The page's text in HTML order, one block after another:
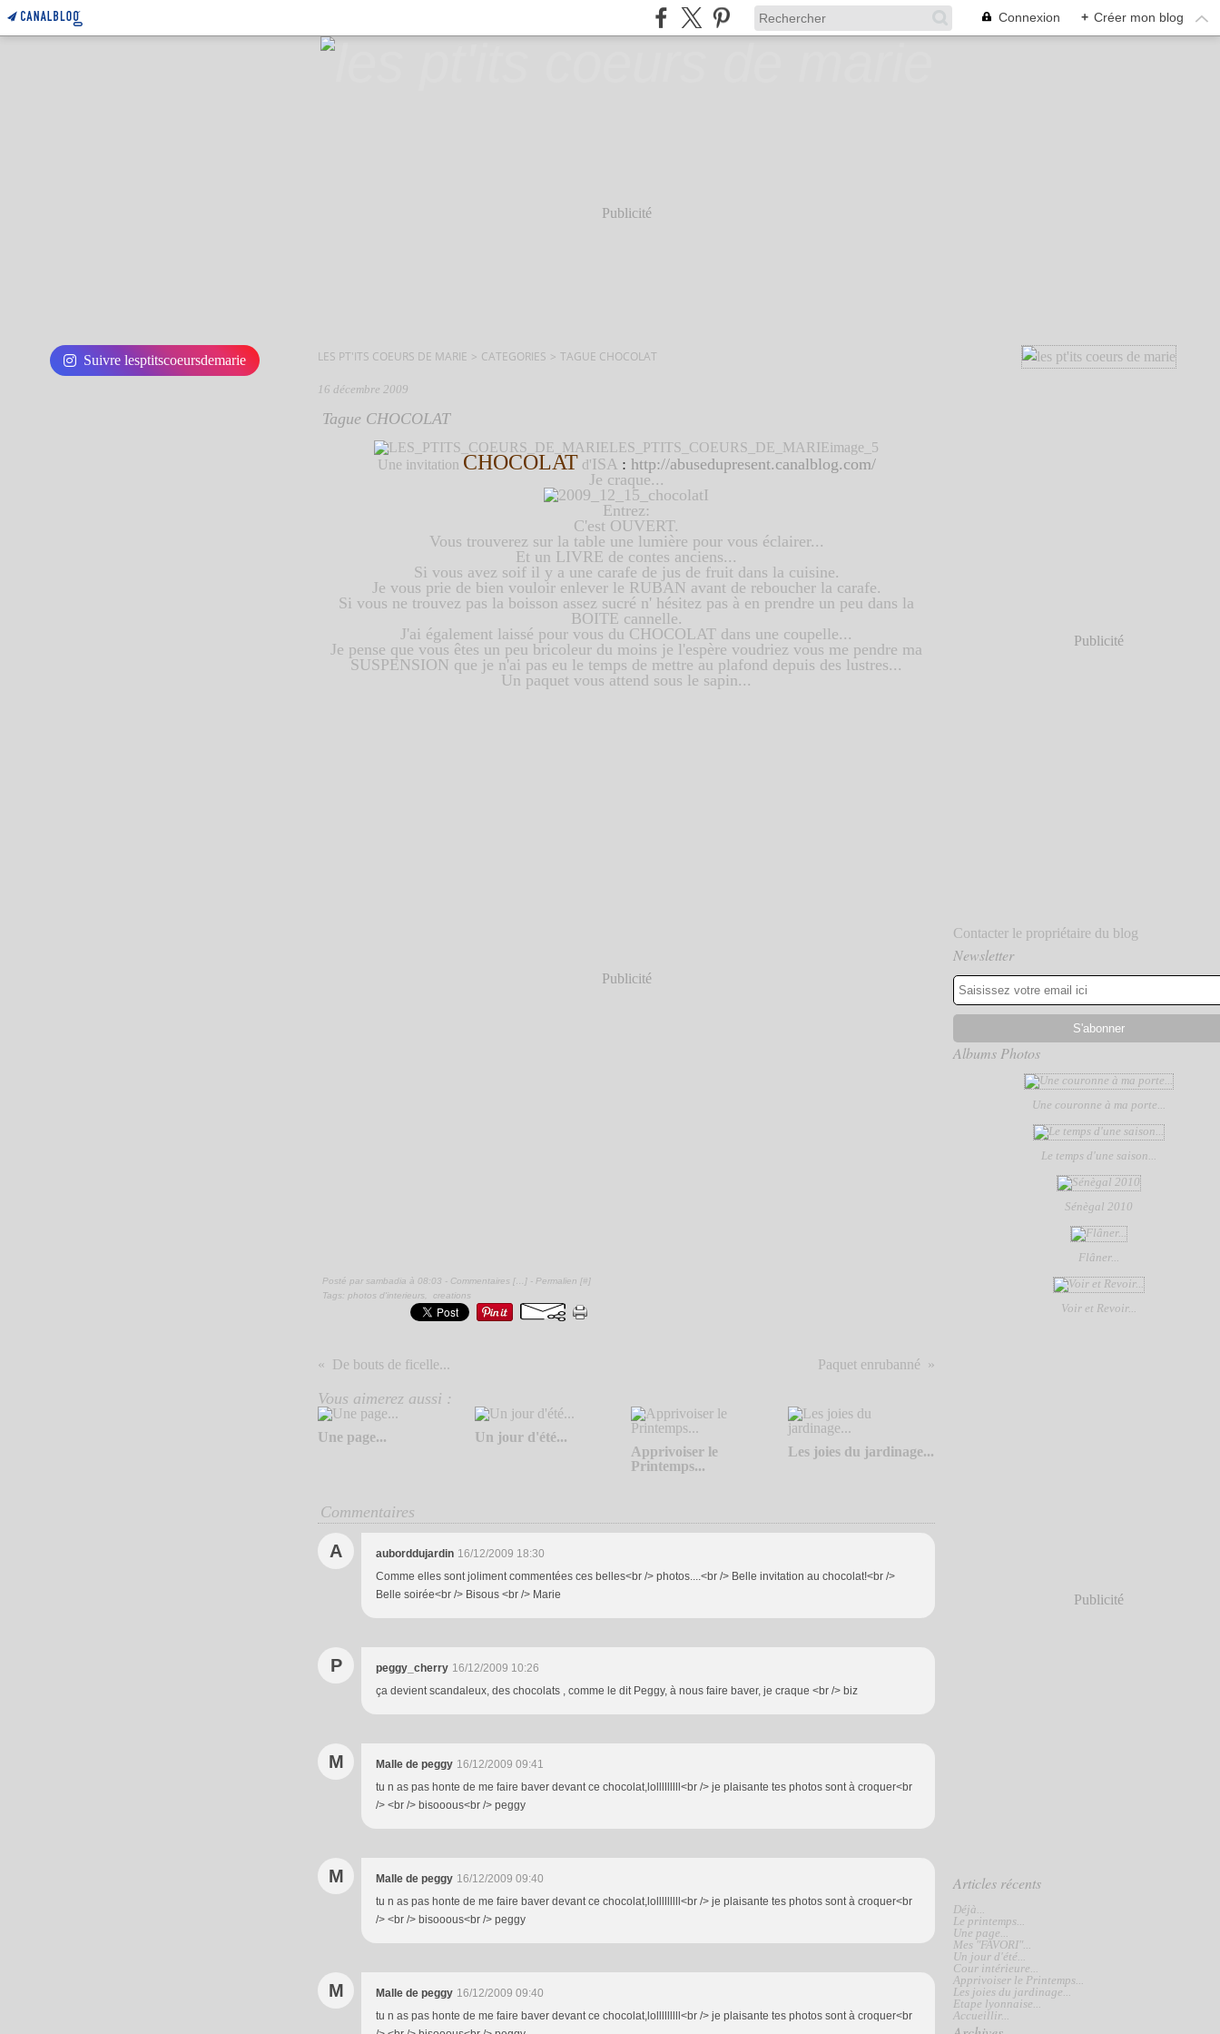
Connexion + Créer mon blog
Publicité
Suivre lesptitscoeursdemarie LES PT'ITS COEURS DE MARIE > CATEGORIES > TAGUE CHOCOLAT
16 décembre 2009
Tague CHOCOLAT
Une invitation CHOCOLAT d'ISA: http://abusedupresent.canalblog.com/
Je craque...
Entrez:
C'est OUVERT.
Vous trouverez sur la table une lumière pour vous éclairer...
Et un LIVRE de contes anciens...
Si vous avez soif il y a une carafe de jus de fruit dans la cuisine.
Je vous prie de bien vouloir enlever le RUBAN avant de reboucher la carafe.
Si vous ne trouvez pas la boisson assez sucré n' hésitez pas à en prendre un peu dans la
BOITE cannelle.
J'ai également laissé pour vous du CHOCOLAT dans une coupelle...
Je pense que vous êtes un peu bricoleur du moins je l'espère voudriez vous me pendre ma
SUSPENSION que je n'ai pas eu le temps de mettre au plafond depuis des lustres...
Un paquet vous attend sous le sapin...
Publicité
Posté par sambadia à 08:03 - Commentaires [ ] - Permalien [#]
Tags: photos d'interieurs creations
De bouts de ficelle... Paquet enrubanné
Vous aimerez aussi :
Une page...
Un jour d'été...
Apprivoiser le
Printemps...
Les joies du jardinage...
Commentaires
A auborddujardin 16/12/2009 18:30
Comme elles sont joliment commentées ces belles<br /> photos....<br /> Belle invitation au chocolat!<br />
Belle soirée<br /> Bisous <br /> Marie
P peggy_cherry 16/12/2009 10:26
ça devient scandaleux, des chocolats , comme le dit Peggy, à nous faire baver, je craque <br /> biz
M Malle de peggy 16/12/2009 09:41
tu n as pas honte de me faire baver devant ce chocolat,lolllllllll<br /> je plaisante tes photos sont à croquer<br
/> <br /> bisooous<br /> peggy
M Malle de peggy 16/12/2009 09:40
tu n as pas honte de me faire baver devant ce chocolat,lolllllllll<br /> je plaisante tes photos sont à croquer<br
/> <br /> bisooous<br /> peggy
M Malle de peggy 16/12/2009 09:40
tu n as pas honte de me faire baver devant ce chocolat,lolllllllll<br /> je plaisante tes photos sont à croquer<br
Publicité
Contacter le propriétaire du blog
Newsletter
Albums Photos
Une couronne à ma porte...
Le temps d'une saison...
Sénègal 2010
Flâner...
Voir et Revoir...
Publicité
Articles récents
Déjà...
Le printemps...
Une page...
Mes "FAVORI"...
Un jour d'été...
Cour intérieure...
Apprivoiser le Printemps...
Les joies du jardinage...
Etape lyonnaise...
Accueillir...